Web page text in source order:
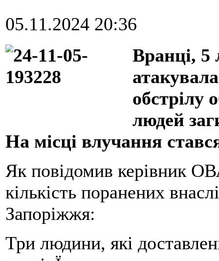
05.11.2024 20:36
Вранці, 5
обстрілу
людей
На місці влучання
Як повідомив керівник
кількість поранених
Запоріжжя:
Три людини, які